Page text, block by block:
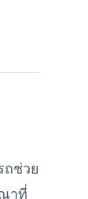
ถช่วย
าที่